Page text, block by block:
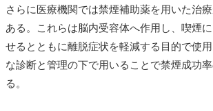
さらに医療機関では禁煙補助薬を用いた治
ある。これらは脳内受容体へ作用し、喫煙
せるとともに離脱症状を軽減する目的で使
な診断と管理の下で用いることで禁煙成功
る。